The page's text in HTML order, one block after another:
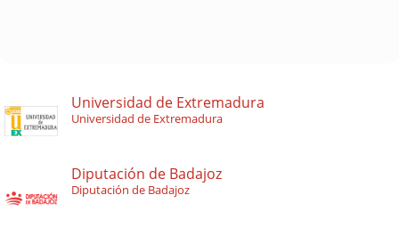
Universidad de Extremadura
Universidad de Extremadura
Diputación de Badajoz
Diputación de Badajoz